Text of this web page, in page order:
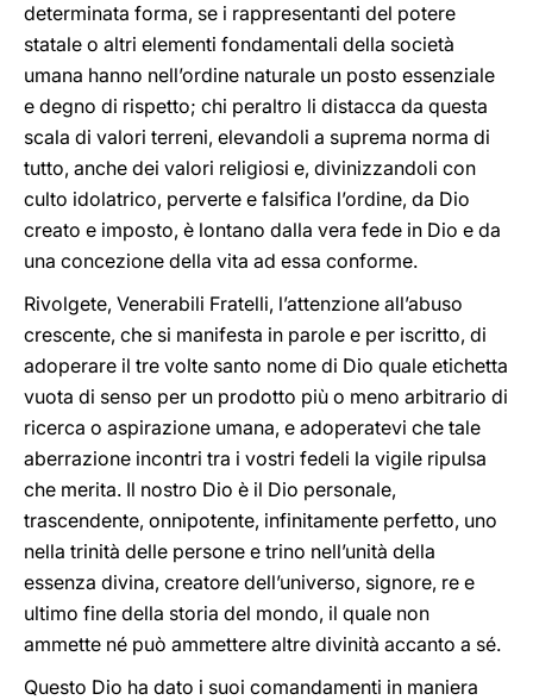
determinata forma, se i rappresentanti del potere
statale o altri elementi fondamentali della società
umana hanno nell’ordine naturale un posto essenziale
e degno di rispetto; chi peraltro li distacca da questa
scala di valori terreni, elevandoli a suprema norma di
tutto, anche dei valori religiosi e, divinizzandoli con
culto idolatrico, perverte e falsifica l’ordine, da Dio
creato e imposto, è lontano dalla vera fede in Dio e da
una concezione della vita ad essa conforme.
Rivolgete, Venerabili Fratelli, l’attenzione all’abuso
crescente, che si manifesta in parole e per iscritto, di
adoperare il tre volte santo nome di Dio quale etichetta
vuota di senso per un prodotto più o meno arbitrario di
ricerca o aspirazione umana, e adoperatevi che tale
aberrazione incontri tra i vostri fedeli la vigile ripulsa
che merita. Il nostro Dio è il Dio personale,
trascendente, onnipotente, infinitamente perfetto, uno
nella trinità delle persone e trino nell’unità della
essenza divina, creatore dell’universo, signore, re e
ultimo fine della storia del mondo, il quale non
ammette né può ammettere altre divinità accanto a sé.
Questo Dio ha dato i suoi comandamenti in maniera